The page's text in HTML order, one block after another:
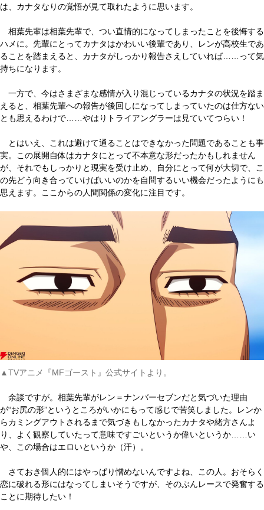
は、カナタなりの覚悟が見て取れたように思います。
相葉先輩は相葉先輩で、つい直情的になってしまったことを後悔する
ハメに。先輩にとってカナタはかわいい後輩であり、レンが高校生であ
ることを踏まえると、カナタがしっかり報告さえしていれば……って気
持ちになります。
一方で、今はさまざまな感情が入り混じっているカナタの状況を踏ま
えると、相葉先輩への報告が後回しになってしまっていたのは仕方ない
とも思えるわけで……やはりトライアングラーは見ていてつらい！
とはいえ、これは避けて通ることはできなかった問題であることも事
実。この展開自体はカナタにとって不本意な形だったかもしれません
が、それでもしっかりと現実を受け止め、自分にとって何が大切で、こ
の先どう向き合っていけばいいのかを自問するいい機会だったようにも
思えます。ここからの人間関係の変化に注目です。
▲TVアニメ『MFゴースト』公式サイトより。
余談ですが。相葉先輩がレン＝ナンバーセブンだと気づいた理由
が“お尻の形”というところがいかにもって感じで苦笑しました。レンか
らカミングアウトされるまで気づきもしなかったカナタや緒方さんよ
り、よく観察していたって意味ですごいというか偉いというか……い
や、この場合はエロいというか（汗）。
さておき個人的にはやっぱり憎めないんですよね、この人。おそらく
恋に破れる形にはなってしまいそうですが、そのぶんレースで発奮する
ことに期待したい！